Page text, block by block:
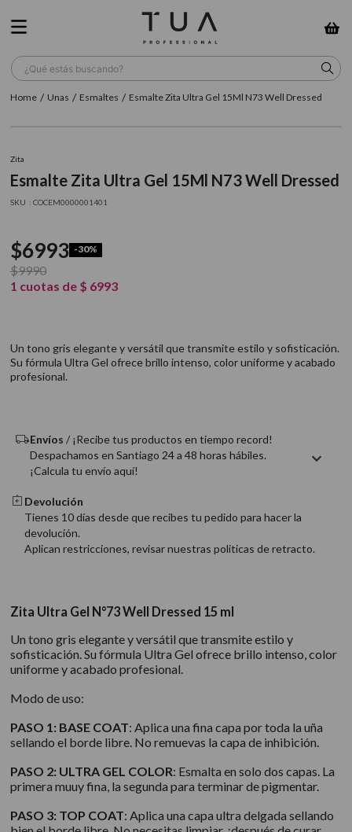
¿Qué estás buscando?
Unas Esmaltes Esmalte Zita Ultra Gel 15Ml N73 Well Dressed
Zita
Esmalte Zita Ultra Gel 15Ml N73 Well Dressed
: COCEM0000001401
$6993 -30%
$9990
1 cuotas de $ 6993
Un tono gris elegante y versátil que transmite estilo y sofisticación.
Su fórmula Ultra Gel ofrece brillo intenso, color uniforme y acabado
profesional.
Envíos / ¡Recibe tus productos en tiempo record!
Despachamos en Santiago 24 a 48 horas hábiles.
¡Calcula tu envío aquí!
Devolución
Tienes 10 días desde que recibes tu pedido para hacer la
devolución.
Aplican restricciones, revisar nuestras politicas de retracto.
Zita Ultra Gel N°73 Well Dressed 15 ml
Un tono gris elegante y versátil que transmite estilo y
sofisticación. Su fórmula Ultra Gel ofrece brillo intenso, color
uniforme y acabado profesional.
Modo de uso:
PASO 1: BASE COAT: Aplica una fina capa por toda la uña
sellando el borde libre. No remuevas la capa de inhibición.
PASO 2: ULTRA GEL COLOR: Esmalta en solo dos capas. La
primera muuy fina, la segunda para terminar de pigmentar.
PASO 3: TOP COAT: Aplica una capa ultra delgada sellando
TÉRMINOS MÁS BUSCADOS
5. cepillo
6. gama
9. acondicionador